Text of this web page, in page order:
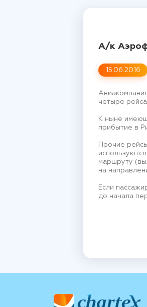
15.06.2016
А/к
четыре
К ныне
прибытие в
Прочие
маршруту
на
Если
до начала